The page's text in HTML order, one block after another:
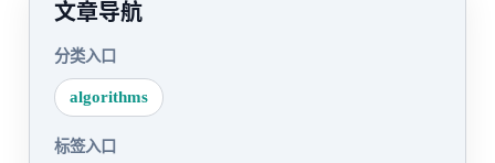
文章导航
分类入口
algorithms
标签入口